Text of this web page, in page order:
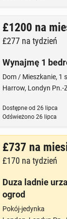
£1200 na
£277 na tydzień
Wynajmę 1
Dom / Mieszkanie, 1
Harrow, Londyn Pn.-
Dostępne od 26 lipca
Odświeżono26 lipca
£737 na
£170 na tydzień
Duza ladnie
ogrod
Pokój-jedynka